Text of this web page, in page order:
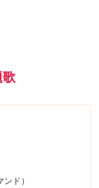
歌
ド）